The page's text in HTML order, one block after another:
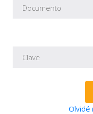
Olvidé